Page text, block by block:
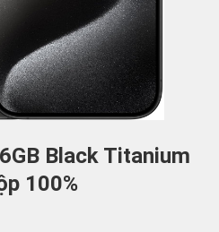
Black Titanium
100%